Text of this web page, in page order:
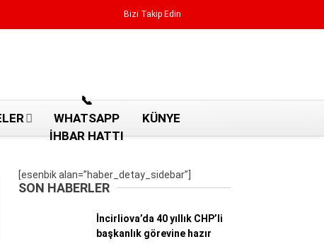
Bizi Takip Edin
📞
WHATSAPP
İHBAR HATTI
KÜNYE
[esenbik alan=”haber_detay_sidebar”]
SON HABERLER
İncirliova’da 40 yıllık CHP’li
başkanlık görevine hazır